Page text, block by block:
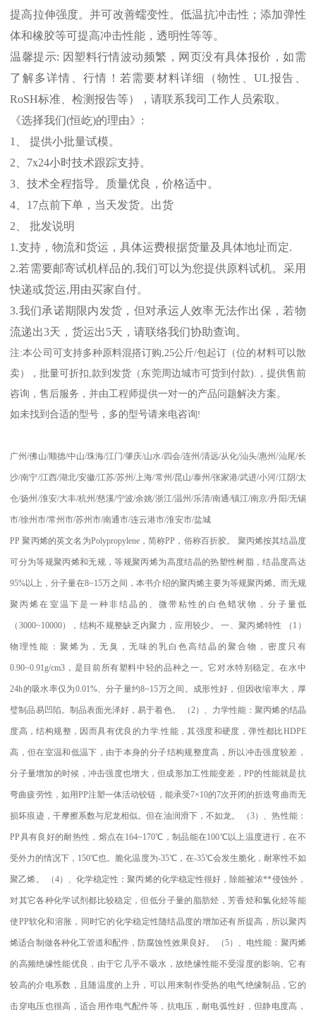
提高拉伸强度。并可改善蠕变性。低温抗冲击性；添加弹性
体和橡胶等可提高冲击性能，透明性等等。
温馨提示: 因塑料行情波动频繁，网页没有具体报价，如需
了解多详情、行情！若需要材料详细（物性、 UL报告、
RoSH标准、检测报告等），请联系我司工作人员索取。
《选择我们(恒屹)的理由》 :
1
、 提供小批量试模。
2
7x24小时技术跟踪支持。
3 、技术全程指导。质量优良，价格适中。
4
17点前下单，当天发货。出货
2 、 批发说明
1.支持，物流和货运，具体运费根据货量及具体地址而定.
2.若需要邮寄试机样品的,我们可以为您提供原料试机。采用
快递或货运,用由买家自付。
3.我们承诺期限内发货，但对承运人效率无法作出保，若物
流递出3天，货运出5天，请联络我们协助查询。
注:本公司可支持多种原料混搭订购 ,25公斤/包起订（位的材料可以散
卖），批量可折扣 ,款到发货（东莞周边城市可货到付款).
，提供售前
咨询，售后服务，并由工程师提供一对一的产品问题解决方案。
如未找到合适的型号，多的型号请来电咨询!
广州/佛山/顺德/中山/珠海/江门/肇庆/山水/四会/连州 /清远/从化/汕头/惠州/汕尾/长
沙/南宁/江西/湖北/安徽/江苏/苏州/上海/常州 /昆山/泰州 /张家港/武进/小河/江阴/太
仓/扬州 /淮安/大丰/杭州/慈溪/宁波/余姚/浙江/温州 /乐清/南通/镇江/南京/丹阳/无锡
市/徐州市/常州市/苏州市/南通市/连云港市/淮安市/盐城
PP聚丙烯的英文名为Polypropylene，简称PP ，俗称百折胶。 聚丙烯按其结晶度
可分为等规聚丙烯和无规，等规聚丙烯为高度结晶的热塑性树脂，结晶度高达
95%以上，分子量在8~15万之间，本书介绍的聚丙烯主要为等规聚丙烯。而无规
聚丙烯在室温下是一种非结晶的、微带粘性的白色蜡状物，分子量低
（ 3000~10000），结构不规整缺乏内聚力，应用较少。一、聚丙烯特性 （ 1 ）
物理性能：聚烯为，无臭，无味的乳白色高结晶的聚合物，密度只有
0.90~0.91g/cm3 ，是目前所有塑料中轻的品种之一。它对水特别稳定。在水中
24h的吸水率仅为0.01%、分子量约8~15万之间。成形性好，但因收缩率大，厚
璧制品易凹陷。制品表面光泽好，易于着色。 （2）、力学性能：聚丙烯的结晶
度高，结构规整，因而具有优良的力学.性能，其强度和硬度，弹性都比HDPE
高，但在室温和低温下，由于本身的分子结构规整度高，所以冲击强度较差，
分子量增加的时候，冲击强度也增大，但成形加工性能变差， PP的性能就是抗
弯曲疲劳性，如用PP注塑一体活动铰链，能承受7×10的7次开闭的折迭弯曲而无
损坏痕迹，干摩擦系数与尼龙相似。但在油润滑下，不如龙。 （3）、热性能：
PP具有良好的耐热性，熔点在164~170℃ ，制品能在100℃以上温度进行，在不
受外力的情况下， 150℃也。脆化温度为-35℃，在-35℃会发生脆化，耐寒性不如
聚乙烯。 （4）、化学稳定性：聚丙烯的化学稳定性很好，除能被浓**侵蚀外，
对其它各种化学试剂都比较稳定，但低分子量的脂肪烃，芳香烃和氯化烃等能
使PP软化和溶胀，同时它的化学稳定性随结晶度的增加还有所提高，所以聚丙
烯适合制做各种化工管道和配件，防腐蚀性效果良好。 （5）、电性能：聚丙烯
的高频绝缘性能优良，由于它几乎不吸水，故绝缘性能不受湿度的影响。它有
较高的介电系数，且随温度的上升，可以用来制作受热的电气绝缘制品，它的
击穿电压也很高，适合用作电气配件等，抗电压，耐电弧性好，但静电度高，